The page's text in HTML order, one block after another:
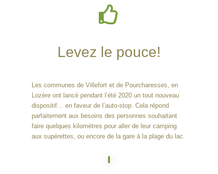

Levez le pouce!
Les communes de Villefort et de Pourcharesses, en
Lozère ont lancé pendant l’été 2020 un tout nouveau
dispositif… en faveur de l’auto-stop. Cela répond
parfaitement aux besoins des personnes souhaitant
faire quelques kilomètres pour aller de leur camping
aux supérettes, ou encore de la gare à la plage du lac.